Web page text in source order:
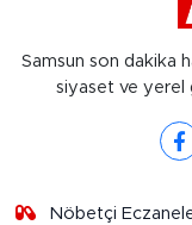
Samsun son dakika
siyaset ve yerel
Nöbetçi